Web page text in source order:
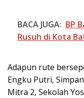
BACA JUGA: BP
Rusuh di Kota
Adapun rute
Engku Putri,
Mitra 2, Sekolah